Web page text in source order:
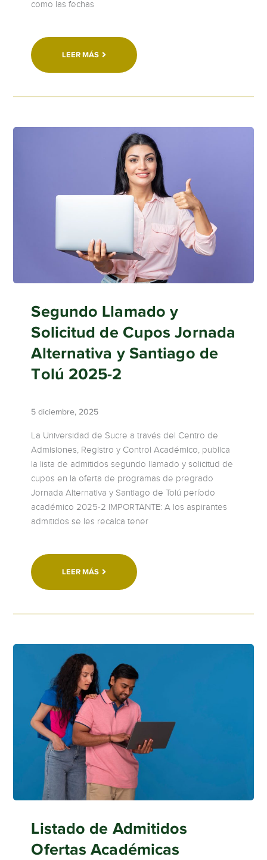
como las fechas
LEER MÁS
Segundo Llamado y
Solicitud de Cupos Jornada
Alternativa y Santiago de
Tolú 2025-2
5 diciembre, 2025
La Universidad de Sucre a través del Centro de
Admisiones, Registro y Control Académico, publica
la lista de admitidos segundo llamado y solicitud de
cupos en la oferta de programas de pregrado
Jornada Alternativa y Santiago de Tolú período
académico 2025-2 IMPORTANTE: A los aspirantes
admitidos se les recalca tener
LEER MÁS
Listado de Admitidos
Ofertas Académicas